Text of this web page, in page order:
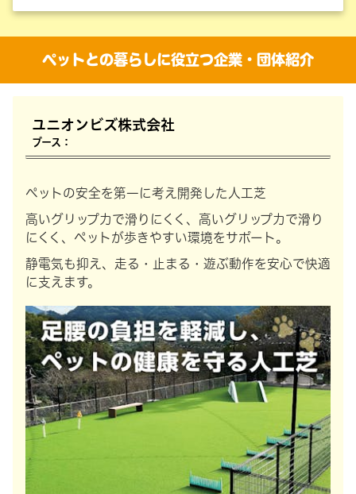
ペットとの暮らしに役立つ企業・団体紹介
ユニオンビズ株式会社
ブース：
ペットの安全を第一に考え開発した人工芝
高いグリップ力で滑りにくく、高いグリップ力で滑り
にくく、ペットが歩きやすい環境をサポート。
静電気も抑え、走る・止まる・遊ぶ動作を安心で快適
に支えます。